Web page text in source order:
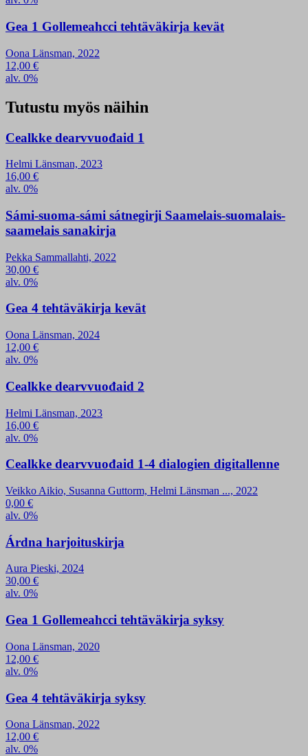
Gea 1 Gollemeahcci tehtäväkirja kevät
Oona Länsman, 2022
12,00 €
alv. 0%
Tutustu myös näihin
Cealkke dearvvuođaid 1
Helmi Länsman, 2023
16,00 €
alv. 0%
Sámi-suoma-sámi sátnegirji Saamelais-suomalais-
saamelais sanakirja
Pekka Sammallahti, 2022
30,00 €
alv. 0%
Gea 4 tehtäväkirja kevät
Oona Länsman, 2024
12,00 €
alv. 0%
Cealkke dearvvuođaid 2
Helmi Länsman, 2023
16,00 €
alv. 0%
Cealkke dearvvuođaid 1-4 dialogien digitallenne
Veikko Aikio, Susanna Guttorm, Helmi Länsman ..., 2022
0,00 €
alv. 0%
Árdna harjoituskirja
Aura Pieski, 2024
30,00 €
alv. 0%
Gea 1 Gollemeahcci tehtäväkirja syksy
Oona Länsman, 2020
12,00 €
alv. 0%
Gea 4 tehtäväkirja syksy
Oona Länsman, 2022
12,00 €
alv. 0%